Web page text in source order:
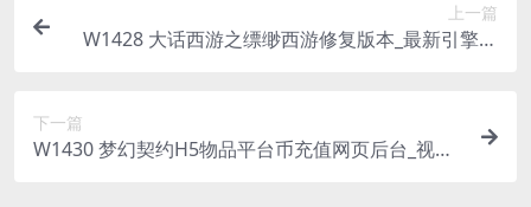
上一篇
W1428 大话西游之缥缈西游修复版本_最新引擎大
果IOS双端
下一篇
W1430 梦幻契约H5物品平台币充值网页后台_视频